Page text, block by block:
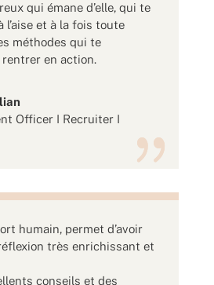
qui émane d’elle, qui te
l’aise et à la fois toute
méthodes qui te
en action.
Officer I Recruiter I
humain, permet d’avoir
très enrichissant et
conseils et des